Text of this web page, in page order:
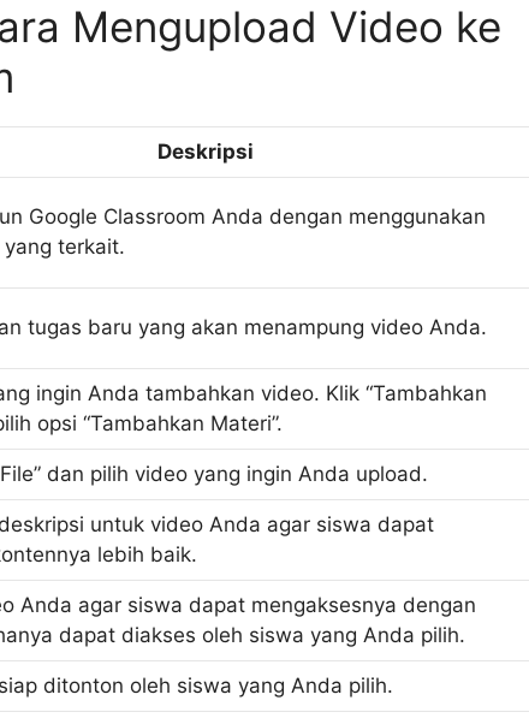
Mengupload Video ke
Deskripsi
Google Classroom Anda dengan menggunakan
yang terkait.
tugas baru yang akan menampung video Anda.
ingin Anda tambahkan video. Klik “Tambahkan
opsi “Tambahkan Materi”.
dan pilih video yang ingin Anda upload.
untuk video Anda agar siswa dapat
lebih baik.
Anda agar siswa dapat mengaksesnya dengan
dapat diakses oleh siswa yang Anda pilih.
ditonton oleh siswa yang Anda pilih.